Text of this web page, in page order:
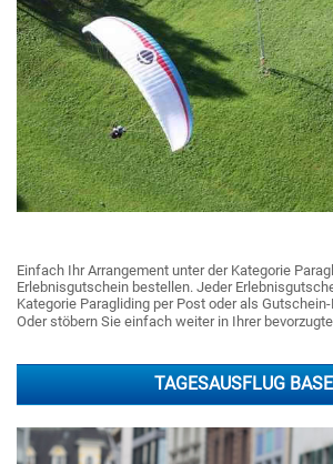
Einfach Ihr Arrangement unter der Kategorie
Erlebnisgutschein bestellen. Jeder
Kategorie Paragliding per Post oder als
Oder stöbern Sie einfach weiter in Ihrer
TAGESAUSFLUG